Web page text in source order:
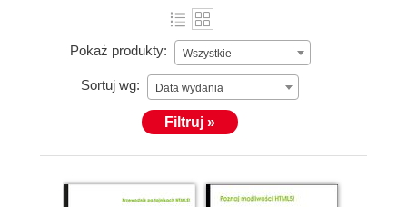
Pokaż produkty: Wszystkie
Sortuj wg: Data wydania
Filtruj »